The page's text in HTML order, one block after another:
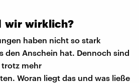
wir wirklich?
haben nicht so stark
den Anschein hat. Dennoch sind
trotz mehr
Woran liegt das und was ließe